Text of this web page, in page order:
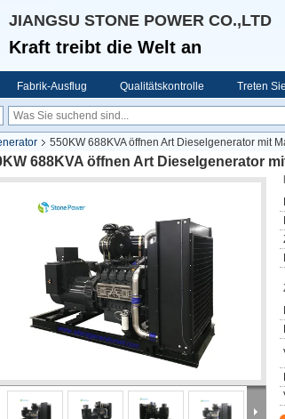
JIANGSU STONE POWER CO.,LTD
Kraft treibt die Welt an
Fabrik-Ausflug Qualitätskontrolle Treten
550KW 688KVA öffnen Art Dieselgenerator mit
688KVA öffnen Art Dieselgenerator